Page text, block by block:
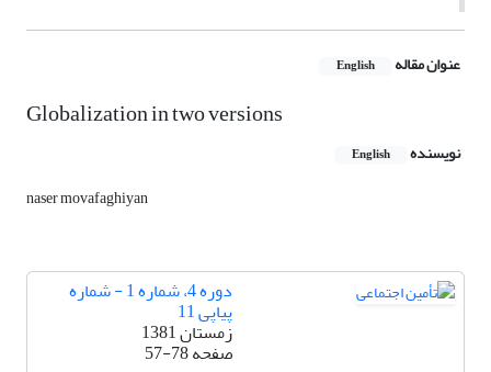
عنوان مقاله English
Globalization in two versions
نویسنده English
naser movafaghiyan
دوره 4، شماره 1 - شماره
پیاپی 11
زمستان 1381
صفحه57-78